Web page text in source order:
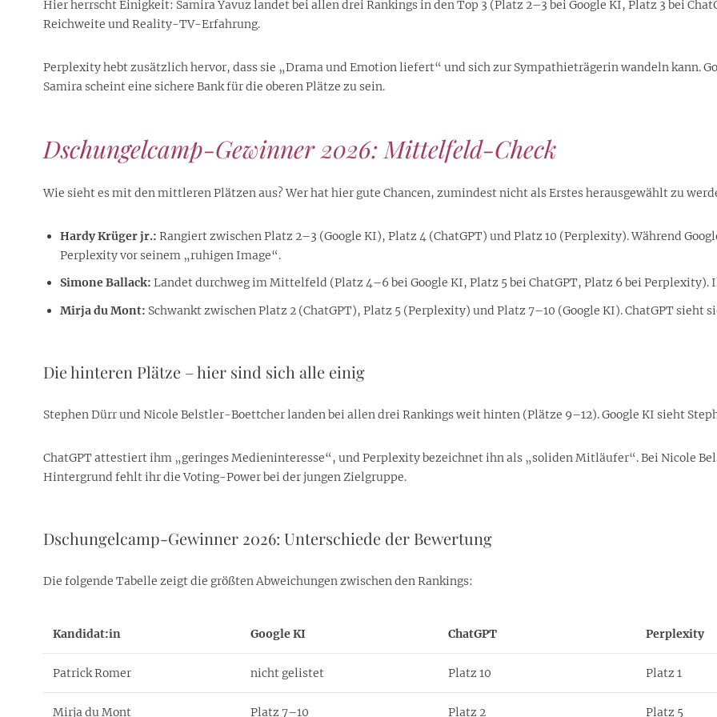
Hier herrscht Einigkeit: Samira Yavuz landet bei allen drei Rankings in den Top 3 (Platz 2–3 bei Google KI, Platz 3 bei
Reichweite und Reality-TV-Erfahrung.
Perplexity hebt zusätzlich hervor, dass sie „Drama und Emotion liefert“ und sich zur Sympathieträgerin wandeln kann.
Samira scheint eine sichere Bank für die oberen Plätze zu sein.
Dschungelcamp-Gewinner 2026: Mittelfeld-Check
Wie sieht es mit den mittleren Plätzen aus? Wer hat hier gute Chancen, zumindest nicht als Erstes herausgewählt zu
Hardy Krüger jr.: Rangiert zwischen Platz 2–3 (Google KI), Platz 4 (ChatGPT) und Platz 10 (Perplexity). Während
Perplexity vor seinem „ruhigen Image“.
Simone Ballack: Landet durchweg im Mittelfeld (Platz 4–6 bei Google KI, Platz 5 bei ChatGPT, Platz 6 bei
Mirja du Mont: Schwankt zwischen Platz 2 (ChatGPT), Platz 5 (Perplexity) und Platz 7–10 (Google KI). ChatGPT
Die hinteren Plätze – hier sind sich alle einig
Stephen Dürr und Nicole Belstler-Boettcher landen bei allen drei Rankings weit hinten (Plätze 9–12). Google KI sieht
ChatGPT attestiert ihm „geringes Medieninteresse“, und Perplexity bezeichnet ihn als „soliden Mitläufer“. Bei Nicole
Hintergrund fehlt ihr die Voting-Power bei der jungen Zielgruppe.
Dschungelcamp-Gewinner 2026: Unterschiede der Bewertung
Die folgende Tabelle zeigt die größten Abweichungen zwischen den Rankings:
Kandidat:in Google KI ChatGPT Perplexity
Patrick Romer nicht gelistet Platz 10 Platz 1
Mirja du Mont Platz 7–10 Platz 2 Platz 5